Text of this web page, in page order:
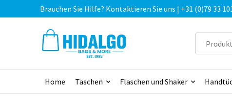
Brauchen Sie Hilfe? Kontaktieren Sie uns | +31 (0)79 33
Home Taschen Flaschen und Shaker